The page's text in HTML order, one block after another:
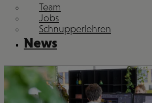
Team
Jobs
Schnupperlehren
News